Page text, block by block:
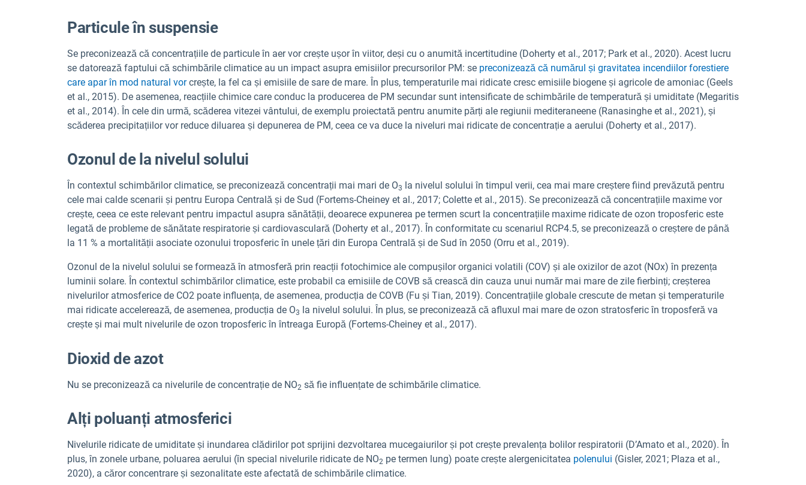
Particule în suspensie
Se preconizează că concentrațiile de particule în aer vor crește ușor în viitor, deși cu o anumită incertitudine (Doherty et al., 2017; Park et al., 2020). Acest lucru
se datorează faptului că schimbările climatice au un impact asupra emisiilor precursorilor PM: se preconizează că numărul și gravitatea incendiilor forestiere
care apar în mod natural vorcrește, la fel ca și emisiile de sare de mare. În plus, temperaturile mai ridicate cresc emisiile biogene și agricole de amoniac (Geels
et al., 2015). De asemenea, reacțiile chimice care conduc la producerea de PM secundar sunt intensificate de schimbările de temperatură și umiditate (Megaritis
et al., 2014). În cele din urmă, scăderea vitezei vântului, de exemplu proiectată pentru anumite părți ale regiunii mediteraneene (Ranasinghe et al., 2021), și
scăderea precipitațiilor vor reduce diluarea și depunerea de PM, ceea ce va duce la niveluri mai ridicate de concentrație a aerului (Doherty et al., 2017).
Ozonul de la nivelul solului
În contextul schimbărilor climatice, se preconizează concentrații mai mari de O3
la nivelul solului în timpul verii, cea mai mare creștere fiind prevăzută pentru
cele mai calde scenarii și pentru Europa Centrală și de Sud (Fortems-Cheiney et al., 2017; Colette et al., 2015). Se preconizează că concentrațiile maxime vor
crește, ceea ce este relevant pentru impactul asupra sănătății, deoarece expunerea pe termen scurt la concentrațiile maxime ridicate de ozon troposferic este
legată de probleme de sănătate respiratorie și cardiovasculară (Doherty et al., 2017). În conformitate cu scenariul RCP4.5, se preconizează o creștere de până
la 11 % a mortalității asociate ozonului troposferic în unele țări din Europa Centrală și de Sud în 2050 (Orru et al., 2019).
Ozonul de la nivelul solului se formează în atmosferă prin reacții fotochimice ale compușilor organici volatili (COV) și ale oxizilor de azot (NOx) în prezența
luminii solare. În contextul schimbărilor climatice, este probabil ca emisiile de COVB să crească din cauza unui număr mai mare de zile fierbinți; creșterea
nivelurilor atmosferice de CO2 poate influența, de asemenea, producția de COVB (Fu și Tian, 2019). Concentrațiile globale crescute de metan și temperaturile
mai ridicate accelerează, de asemenea, producția de O3
la nivelul solului. În plus, se preconizează că afluxul mai mare de ozon stratosferic în troposferă va
crește și mai mult nivelurile de ozon troposferic în întreaga Europă (Fortems-Cheiney et al., 2017).
Dioxid de azot
Nu se preconizează ca nivelurile de concentrație de NO2 să fie influențate de schimbările climatice.
Alți poluanți atmosferici
Nivelurile ridicate de umiditate și inundarea clădirilor pot sprijini dezvoltarea mucegaiurilor și pot crește prevalența bolilor respiratorii (D’Amato et al., 2020). În
plus, în zonele urbane, poluarea aerului (în special nivelurile ridicate de NO2 pe termen lung) poate crește alergenicitatea polenului (Gisler, 2021; Plaza et al.,
2020), a căror concentrare și sezonalitate este afectată de schimbările climatice.